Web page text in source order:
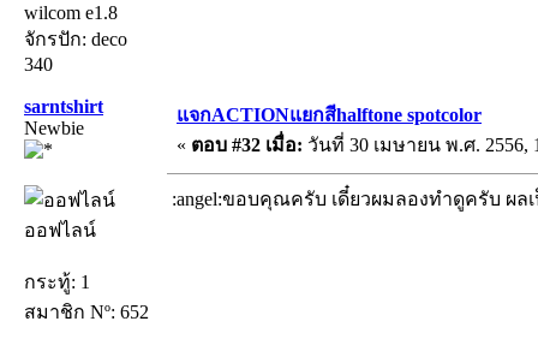
wilcom e1.8
จักรปัก: deco
340
sarntshirt
Newbie
ออฟไลน์
กระทู้: 1
สมาชิก Nº: 652
แจกACTIONแยกสีhalftone spotcolor
« ตอบ #32 เมื่อ: วันที่ 30 เมษายน พ.ศ. 2556,
:angel:ขอบคุณครับ เดี๋ยวผมลองทำดูครับ ผล